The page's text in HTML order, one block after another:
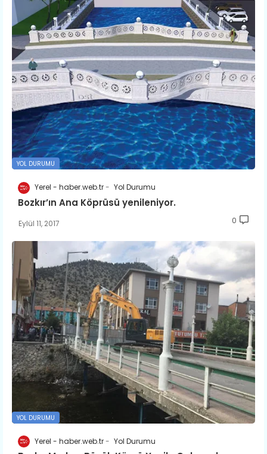
YOL DURUMU
Yerel - haber.web.tr Yol Durumu
Bozkır’ın Ana Köprüsü yenileniyor.
Eylül 11, 2017 0
YOL DURUMU
Yerel - haber.web.tr Yol Durumu